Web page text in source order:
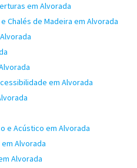
em Alvorada
Chalés de Madeira em Alvorada
em Alvorada
e Acústico em Alvorada
Alvorada
Alvorada